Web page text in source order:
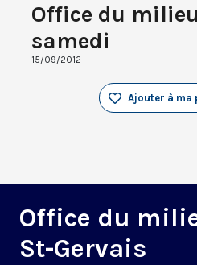
Office du
samedi
15/09/2012
Ajouter à ma
Office du
St-Gervais